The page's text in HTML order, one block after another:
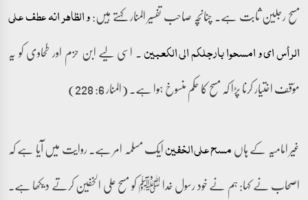
مسح رجلین ثابت ہے۔ چنانچہ صاحب تفسیر المنار کہتے ہیں:و الظاھر انہ عطف علی
الرأس ای و امسحوا بارجلکم الی الکعبین۔ اسی لیے ابن حزم اور طحاوی کو یہ
مؤقف اختیار کرنا پڑا کہ مسح کا حکم منسوخ ہوا ہے۔ (المنار 6: 228)
غیر امامیہ کے ہاںمسح علی الخفینایک مسلمہ امر ہے۔ روایت میں آیا ہے کہ
اصحاب نے کہا: ہم نے خود رسول خدا ﷺ کو مسح علی الخفین کرتے دیکھا ہے۔